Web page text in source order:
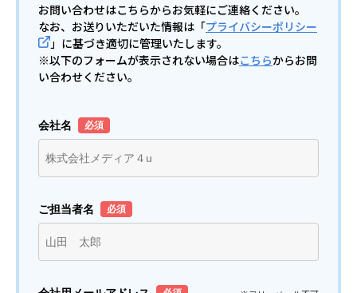
お問い合わせはこちらからお気軽にご連絡ください。
なお、お送りいただいた情報は「プライバシーポリシー
」に基づき適切に管理いたします。
※以下のフォームが表示されない場合はこちらからお問
い合わせください。
会社名
ご担当者名